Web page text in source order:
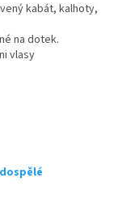
kabát, kalhoty,
na dotek.
vlasy